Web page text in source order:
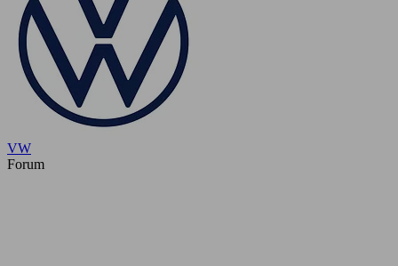
VW
Forum